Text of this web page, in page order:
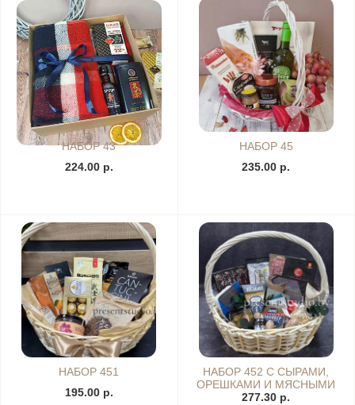
НАБОР 43
224.00 р.
НАБОР 45
235.00 р.
НАБОР 451
195.00 р.
НАБОР 452 С СЫРАМИ,
ОРЕШКАМИ И МЯСНЫМИ
ДЕЛИКАТЕСАМИ
277.30 р.